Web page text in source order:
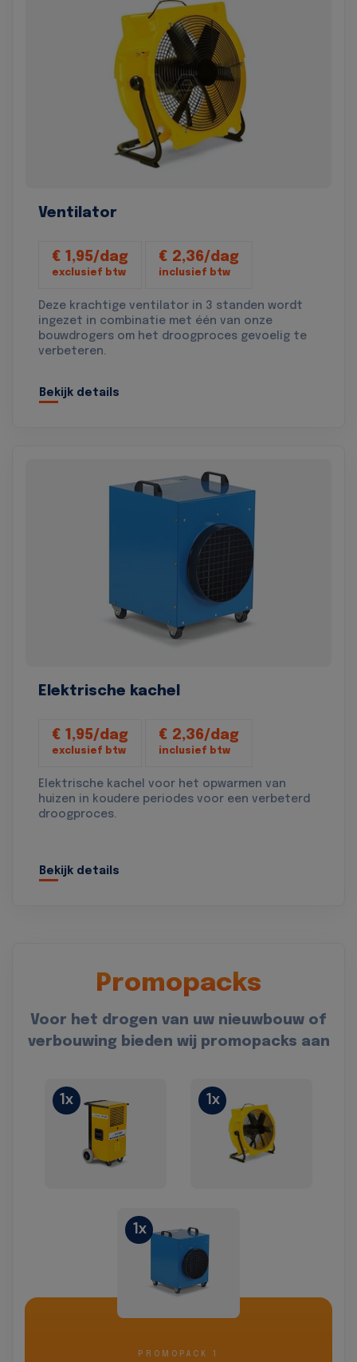
Ventilator
€ 1,95/dag
exclusief btw
€ 2,36/dag
inclusief btw
Deze krachtige ventilator in 3 standen wordt
ingezet in combinatie met één van onze
bouwdrogers om het droogproces gevoelig te
verbeteren.
Bekijk details
Elektrische kachel
€ 1,95/dag
exclusief btw
€ 2,36/dag
inclusief btw
Elektrische kachel voor het opwarmen van
huizen in koudere periodes voor een verbeterd
droogproces.
Bekijk details
Promopacks
Voor het drogen van uw nieuwbouw of
verbouwing bieden wij promopacks aan
1x 1x
1x
PROMOPACK 1